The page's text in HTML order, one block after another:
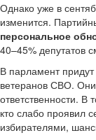
Однако уже в
изменится.
персональное
40–45% депутатов
В парламент
ветеранов СВО.
ответственности. В
кто слабо проявил
избирателями,